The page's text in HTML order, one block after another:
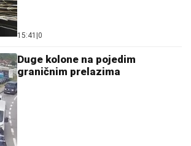
15:41 0
Duge kolone na pojedim
graničnim prelazima